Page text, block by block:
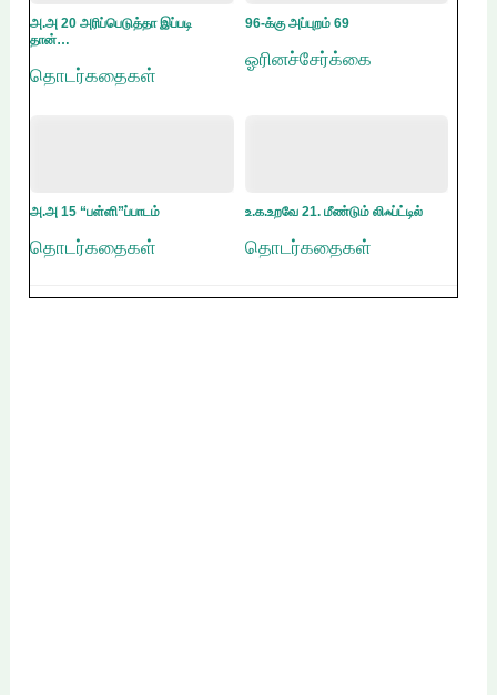
அ.அ 20 அரிப்பெடுத்தா இப்படி
தான்…
தொடர்கதைகள்
96-க்கு அப்புறம் 69
ஓரினச்சேர்க்கை
அ.அ 15 “பள்ளி”ப்பாடம்
தொடர்கதைகள்
உ.க.உறவே 21. மீண்டும் லிஃப்ட்டில்
தொடர்கதைகள்